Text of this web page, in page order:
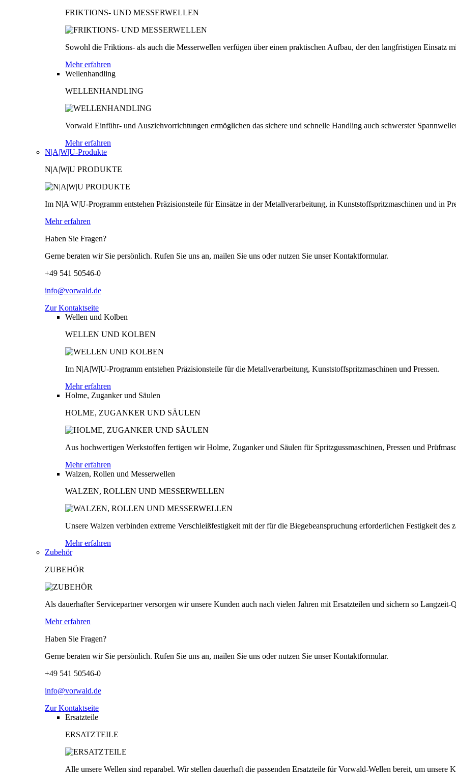
FRIKTIONS- UND MESSERWELLEN
Sowohl die Friktions- als auch die Messerwellen verfügen über einen praktischen Aufbau, der den langfristigen Einsatz
Mehr erfahren
Wellenhandling
WELLENHANDLING
Vorwald Einführ- und Ausziehvorrichtungen ermöglichen das sichere und schnelle Handling auch schwerster
Mehr erfahren
N|A|W|U-Produkte
N|A|W|U PRODUKTE
Im N|A|W|U-Programm entstehen Präzisionsteile für Einsätze in der Metallverarbeitung, in Kunststoffspritzmaschinen und in
Mehr erfahren
Haben Sie Fragen?
Gerne beraten wir Sie persönlich. Rufen Sie uns an, mailen Sie uns oder nutzen Sie unser Kontaktformular.
+49 541 50546-0
info@vorwald.de
Zur Kontaktseite
Wellen und Kolben
WELLEN UND KOLBEN
Im N|A|W|U-Programm entstehen Präzisionsteile für die Metallverarbeitung, Kunststoffspritzmaschinen und Pressen.
Mehr erfahren
Holme, Zuganker und Säulen
HOLME, ZUGANKER UND SÄULEN
Aus hochwertigen Werkstoffen fertigen wir Holme, Zuganker und Säulen für Spritzgussmaschinen, Pressen und
Mehr erfahren
Walzen, Rollen und Messerwellen
WALZEN, ROLLEN UND MESSERWELLEN
Unsere Walzen verbinden extreme Verschleißfestigkeit mit der für die Biegebeanspruchung erforderlichen Festigkeit des
Mehr erfahren
Zubehör
ZUBEHÖR
Als dauerhafter Servicepartner versorgen wir unsere Kunden auch nach vielen Jahren mit Ersatzteilen und sichern so Langzeit-
Mehr erfahren
Haben Sie Fragen?
Gerne beraten wir Sie persönlich. Rufen Sie uns an, mailen Sie uns oder nutzen Sie unser Kontaktformular.
+49 541 50546-0
info@vorwald.de
Zur Kontaktseite
Ersatzteile
ERSATZTEILE
Alle unsere Wellen sind reparabel. Wir stellen dauerhaft die passenden Ersatzteile für Vorwald-Wellen bereit, um unsere